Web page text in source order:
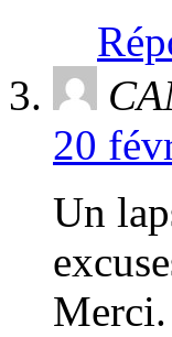
20
Un
Merci.